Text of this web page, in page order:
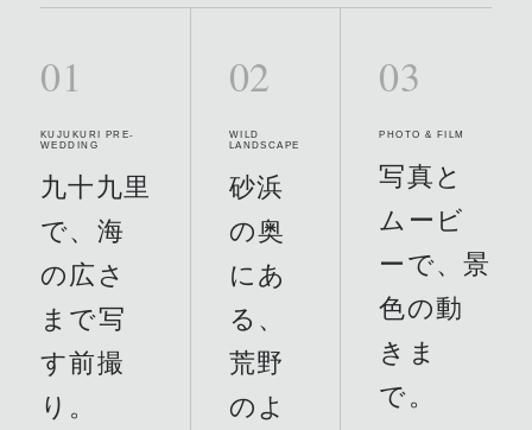
01
KUJUKURI PRE-
WEDDING
九十九里
で、海
の広さ
まで写
す前撮
り。
02
WILD
LANDSCAPE
砂浜
の奥
にあ
る、
荒野
のよ
03
PHOTO & FILM
写真と
ムービ
ーで、景
色の動
きま
で。